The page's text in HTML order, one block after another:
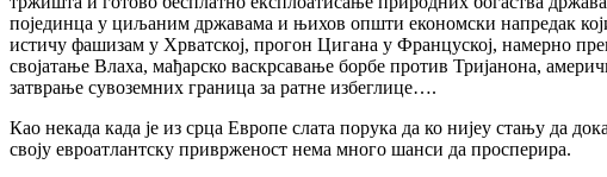
појединца у циљаним државама и њихов општи економски напредак
истичу фашизам у Хрватској, прогон Цигана у Француској, намерно
својатање Влаха, мађарско васкрсавање борбе против Тријанона,
затврање сувоземних граница за ратне избеглице….
Као некада када је из срца Европе слата порука да ко нијеу стању да
своју евроатлантску приврженост нема много шанси да просперира.